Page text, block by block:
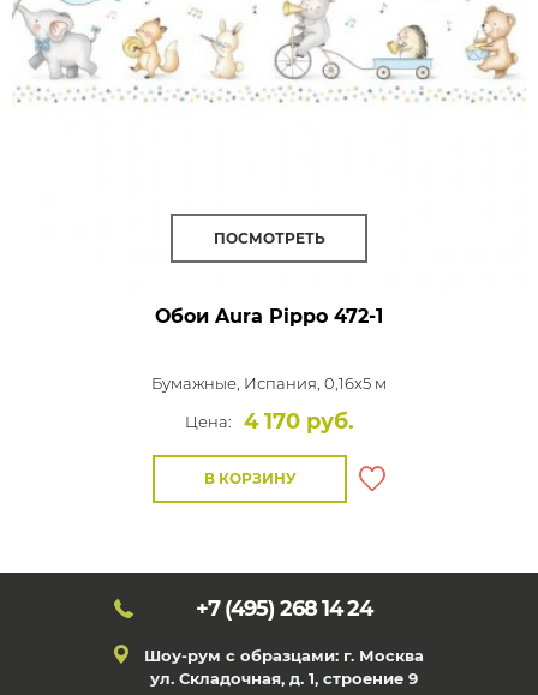
ПОСМОТРЕТЬ
Обои Aura Pippo 472-1
Бумажные, Испания, 0,16x5 м
Цена:
4 170 руб.
В КОРЗИНУ
+7 (495) 268 14 24
Шоу-рум с образцами: г. Москва
ул. Складочная, д. 1, строение 9